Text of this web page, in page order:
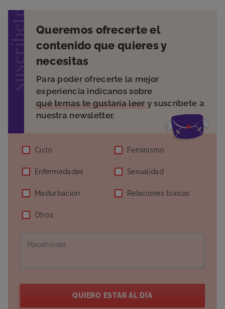
Queremos ofrecerte el
contenido que quieres y
necesitas
Para poder ofrecerte la mejor
experiencia indícanos sobre
qué temas te gustaría leer y suscríbete a
nuestra newsletter.
Ciclo Feminismo
Enfermedades Sexualidad
Masturbación Relaciones tóxicas
Otros
QUIERO ESTAR AL DÍA